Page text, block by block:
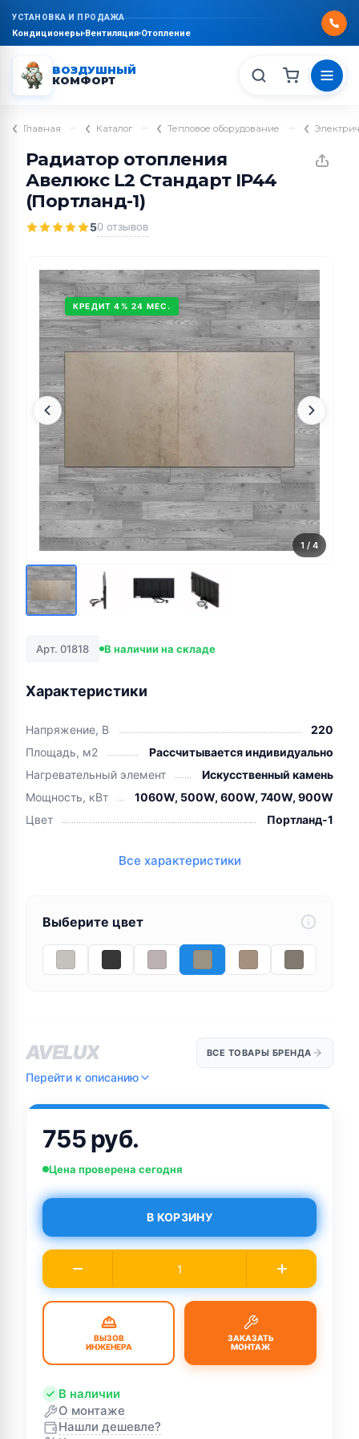
УСТАНОВКА И ПРОДАЖА
Кондиционеры Вентиляция Отопление
ВОЗДУШНЫЙ
КОМФОРТ
Главная – Каталог – Тепловое оборудование –
Радиатор отопления
Авелюкс L2 Стандарт IP44
(Портланд-1)
50 отзывов
КРЕДИТ 4% 24 МЕС.
1 / 4
Арт. 01818 В наличии на складе
Характеристики
Напряжение, В
220
Площадь, м2
Рассчитывается индивидуально
Нагревательный элемент
Искусственный камень
Мощность, кВт
1060W, 500W, 600W, 740W, 900W
Цвет
Портланд-1
Все характеристики
Выберите цвет
AVELUX ВСЕ ТОВАРЫ БРЕНДА
Перейти к описанию
755 руб.
Цена проверена сегодня
В КОРЗИНУ
ВЫЗОВ
ИНЖЕНЕРА
ЗАКАЗАТЬ
МОНТАЖ
В наличии
О монтаже
Нашли дешевле?